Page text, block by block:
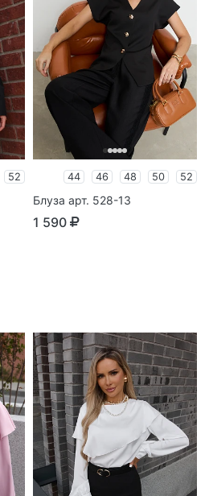
52 44 46 48 50 52
Блуза арт. 528-13
1 590